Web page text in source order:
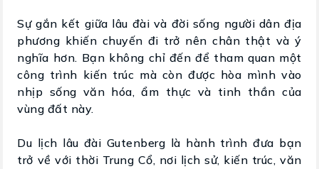
Sự gắn kết giữa lâu đài và đời sống người dân địa
phương khiến chuyến đi trở nên chân thật và ý
nghĩa hơn. Bạn không chỉ đến để tham quan một
công trình kiến trúc mà còn được hòa mình vào
nhịp sống văn hóa, ẩm thực và tinh thần của
vùng đất này.
Du lịch lâu đài Gutenberg là hành trình đưa bạn
trở về với thời Trung Cổ, nơi lịch sử, kiến trúc, văn